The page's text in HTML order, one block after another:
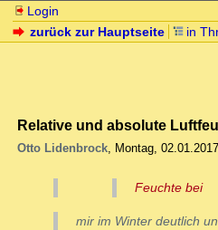
Login
zurück zur Hauptseite
in
Relative und absolute
Otto Lidenbrock, Montag,
Feuchte bei
mir im Winter deutlich